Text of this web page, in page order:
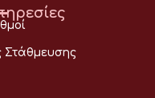
Στάθμευσης